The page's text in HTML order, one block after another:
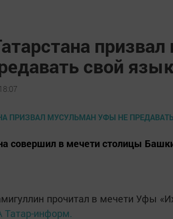
свой
совершил в мечети столицы
прочитал в мечети Уфы
Татар-информ.